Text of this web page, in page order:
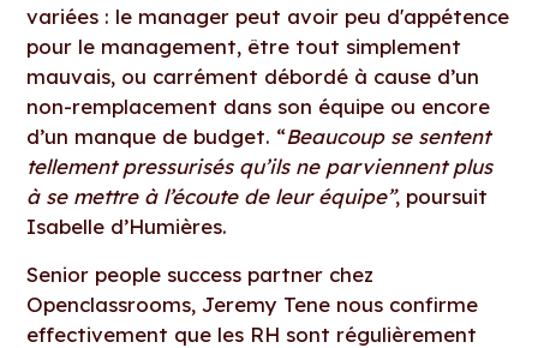
variées : le manager peut avoir peu d'appétence
pour le management, être tout simplement
mauvais, ou carrément débordé à cause d’un
non-remplacement dans son équipe ou encore
d’un manque de budget. “Beaucoup se sentent
tellement pressurisés qu’ils ne parviennent plus
à se mettre à l’écoute de leur équipe”, poursuit
Isabelle d’Humières.
Senior people success partner chez
Openclassrooms, Jeremy Tene nous confirme
effectivement que les RH sont régulièrement